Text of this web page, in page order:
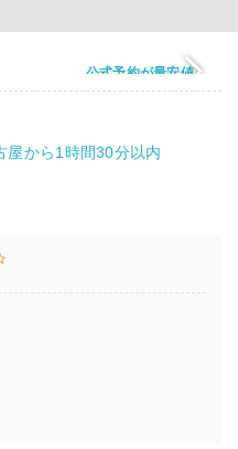
公式予約が最安値
から1時間30分以内